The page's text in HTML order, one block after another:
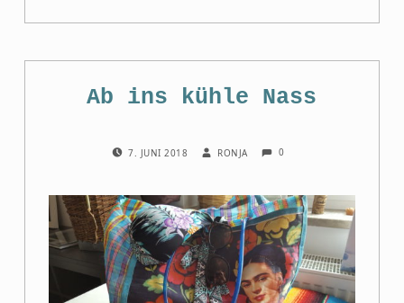
Ab ins kühle Nass
7. JUNI 2018 RONJA 0